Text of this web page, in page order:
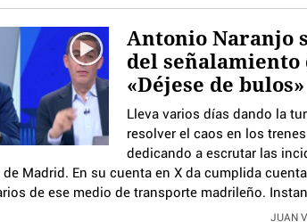
Antonio Naranjo
del señalamiento
«Déjese de bulos»
Lleva varios días dando la
resolver el caos en los
dedicando a escrutar las
Madrid. En su cuenta en X da cumplida
de ese medio de transporte madrileño.
JUAN